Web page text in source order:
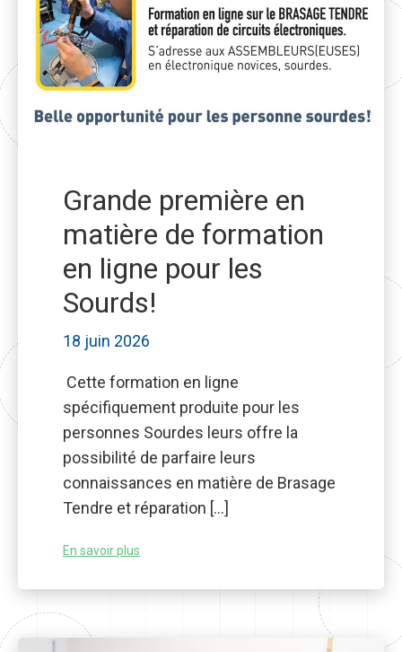
Grande première en
matière de formation
en ligne pour les
Sourds!
18 juin 2026
Cette formation en ligne
spécifiquement produite pour les
personnes Sourdes leurs offre la
possibilité de parfaire leurs
connaissances en matière de Brasage
Tendre et réparation […]
En savoir plus